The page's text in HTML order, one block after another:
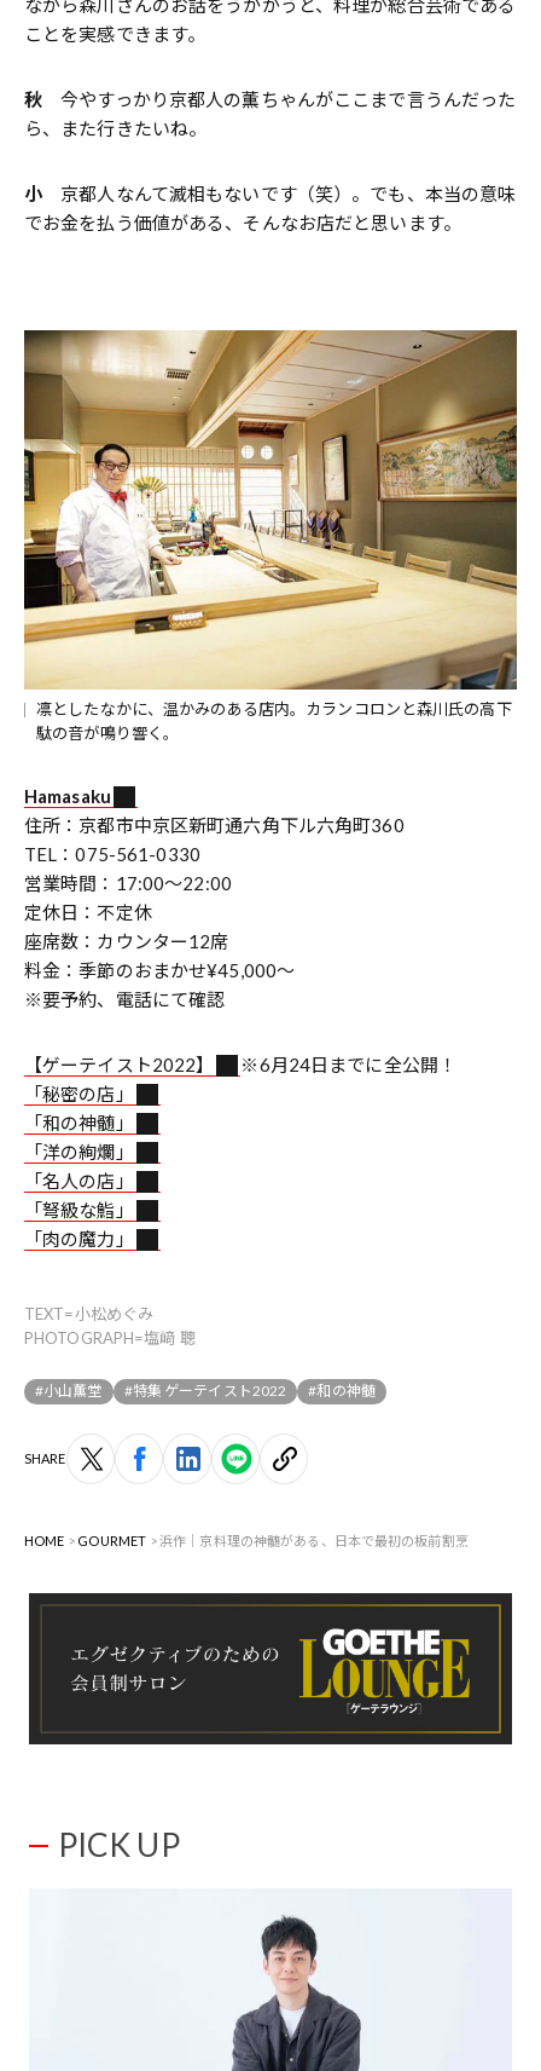
ながら森川さんのお話をうかがうと、料理が総合芸術である
ことを実感できます。
秋 今やすっかり京都人の薫ちゃんがここまで言うんだった
ら、また行きたいね。
小 京都人なんて滅相もないです（笑）。でも、本当の意味
でお金を払う価値がある、そんなお店だと思います。
凛としたなかに、温かみのある店内。カランコロンと森川氏の高下
駄の音が鳴り響く。
Hamasaku
住所：京都市中京区新町通六角下ル六角町360
TEL：075-561-0330
営業時間：17:00～22:00
定休日：不定休
座席数：カウンター12席
料金：季節のおまかせ¥45,000～
※要予約、電話にて確認
【ゲーテイスト2022】
※6月24日までに全公開！
「秘密の店」
「和の神髄」
「洋の絢爛」
「名人の店」
「弩級な鮨」
「肉の魔力」
TEXT=小松めぐみ
PHOTOGRAPH=塩﨑 聰
#小山薫堂 #特集 ゲーテイスト2022 #和の神髄
SHARE
HOME GOURMET 浜作｜京料理の神髄がある、日本で最初の板前割烹
PICK UP